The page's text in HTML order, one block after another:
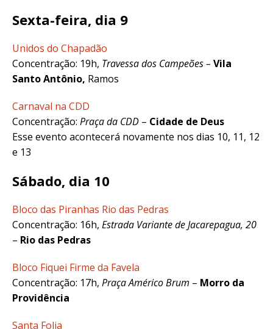
Sexta-feira, dia 9
Unidos do Chapadão
Concentração: 19h, Travessa dos Campeões – Vila
Santo Antônio, Ramos
Carnaval na CDD
Concentração: Praça da CDD – Cidade de Deus
Esse evento acontecerá novamente nos dias 10, 11, 12
e 13
Sábado, dia 10
Bloco das Piranhas Rio das Pedras
Concentração: 16h, Estrada Variante de Jacarepagua, 20
– Rio das Pedras
Bloco Fiquei Firme da Favela
Concentração: 17h, Praça Américo Brum – Morro da
Providência
Santa Folia